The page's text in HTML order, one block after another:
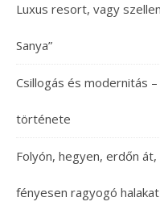
Luxus resort, vagy
Sanya”
Csillogás és modernitás –
története
Folyón, hegyen, erdőn
fényesen ragyogó